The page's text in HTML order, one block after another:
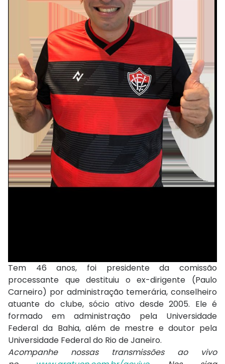
Tem 46 anos, foi presidente da comissão
processante que destituiu o ex-dirigente (Paulo
Carneiro) por administração temerária, conselheiro
atuante do clube, sócio ativo desde 2005. Ele é
formado em administração pela Universidade
Federal da Bahia, além de mestre e doutor pela
Universidade Federal do Rio de Janeiro.
Acompanhe nossas transmissões ao vivo